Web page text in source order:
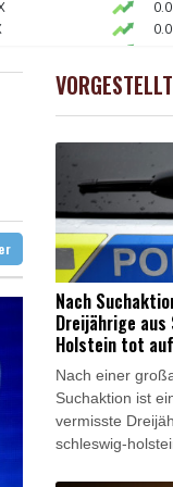
sein
Vergeltung an
Vergeltung an
VORGESTELLT
Nach
Dreijährige aus
Holstein tot
Nach einer
Suchaktion ist
vermisste
schleswig-